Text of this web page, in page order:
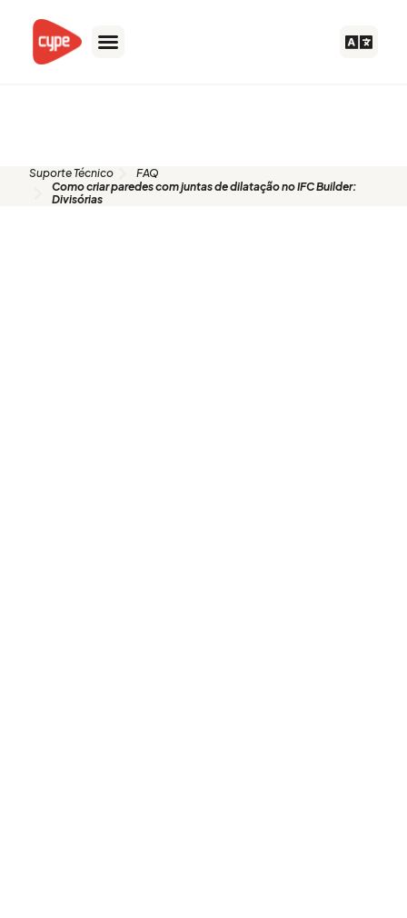
content
Suporte Técnico
FAQ
Como criar paredes com juntas de dilatação no IFC Builder:
Divisórias